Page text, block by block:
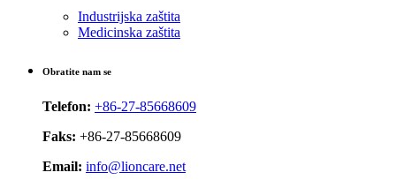
Industrijska zaštita
Medicinska zaštita
Obratite nam se
Telefon: +86-27-85668609
Faks: +86-27-85668609
Email: info@lioncare.net